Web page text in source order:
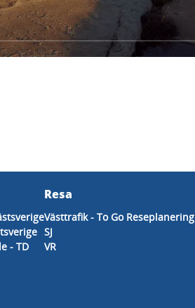
- TD
Resa
Västtrafik - To Go Reseplanering
SJ
VR